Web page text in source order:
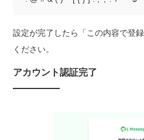
設定が完了したら「この内容で登
ください。
アカウント認証完了